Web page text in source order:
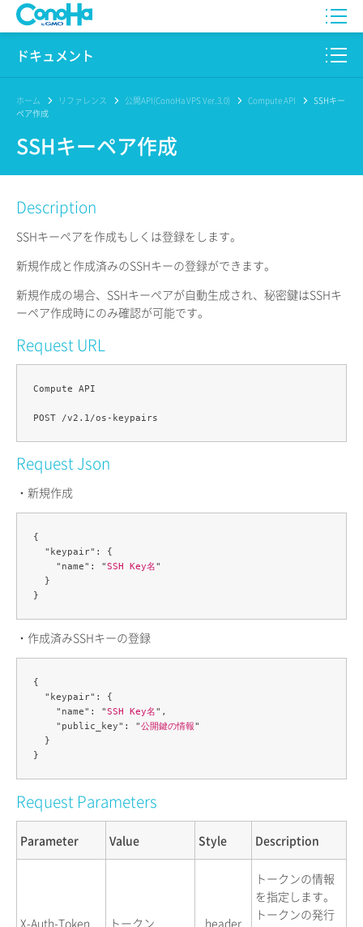
WING
Pencil
サービス一覧
ログイン
ドキュメント
このサイトについて
プロダクト
リファレンス
リリースノート
ホーム リファレンス 公開API(ConoHa VPS Ver.3.0) Compute API
SSHキー
ペア作成
SSHキーペア作成
Description
SSHキーペアを作成もしくは登録をします。
新規作成と作成済みのSSHキーの登録ができます。
新規作成の場合、SSHキーペアが自動生成され、秘密鍵はSSHキ
ーペア作成時にのみ確認が可能です。
Request URL
Compute API
Request Json
・新規作成
{
  "keypair": {
    "name": "
SSH Key名"
  }
・作成済みSSHキーの登録
{
  "keypair": {
    "name": "
SSH Key名",
    "public_key": "
公開鍵の情報"
  }
Request Parameters
Parameter Value Style Description
X-Auth-Token トークン header
トークンの情報
を指定します。
トークンの発行